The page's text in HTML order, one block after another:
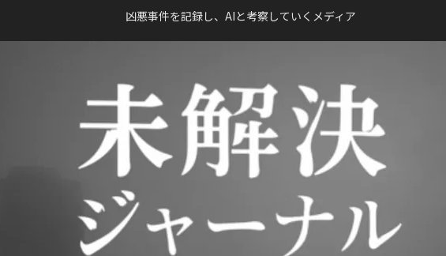
凶悪事件を記録し、AIと考察していくメディア